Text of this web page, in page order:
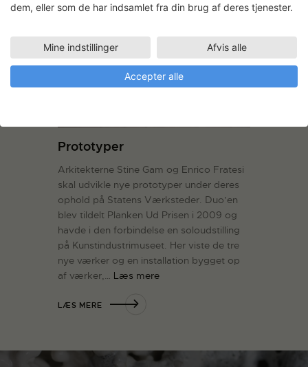
Prototyper
Arkitekterne Stine Gam og Enrico Fratesi
skal udvikle nye prototyper under deres
ophold på Statens Værksteder. Duo’en
blev tildelt Planken Ud Prisen i 2009 og
havde i den forbindelse en soloudstilling
på Kunstindustrimuseet. Her viste de tre
nye værker og en installation bygget op
af værker,… Læs mere
LÆS MERE
dem, eller som de har indsamlet fra din brug af deres tjenester.
Mine indstillinger Afvis alle
Accepter alle